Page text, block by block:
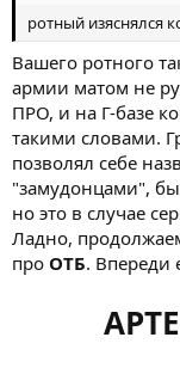
ротный изяснялся
Вашего ротного
армии матом не
ПРО, и на Г-базе
такими словами.
позволял себе
"замудонцами",
но это в случае
Ладно,
про ОТБ. Впереди